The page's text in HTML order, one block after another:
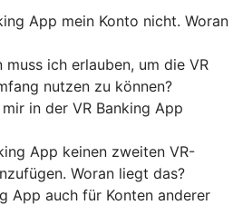
App mein Konto nicht. Woran
muss ich erlauben, um die VR
nutzen zu können?
in der VR Banking App
App keinen zweiten VR-
Woran liegt das?
App auch für Konten anderer